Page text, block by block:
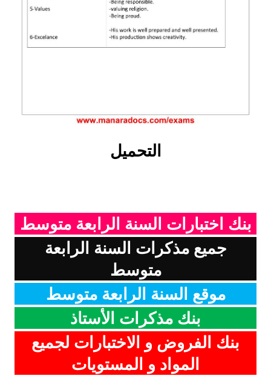
التحميل
بنك اختبارات السنة الرابعة متوسط
جميع مذكرات السنة الرابعة
متوسط
موقع السنة الرابعة متوسط
بنك مذكرات الأستاذ
بنك الفروض و الاختبارات لجميع
المواد و المستويات